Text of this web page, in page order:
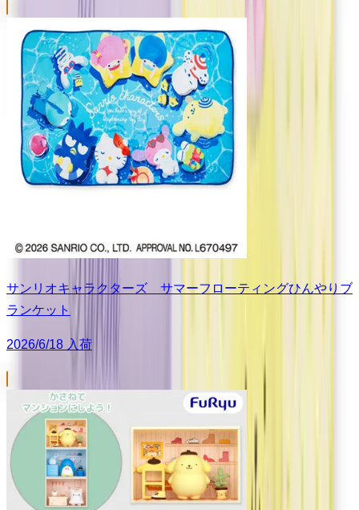
サンリオキャラクターズ サマーフローティングひんやりブ
ランケット
2026/6/18 入荷